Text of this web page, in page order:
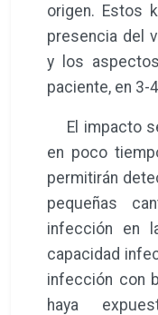
origen. Estos
presencia del
y los
paciente, en 3-
El impacto
en poco
permitirán
pequeñas
infección en
capacidad
infección con
haya